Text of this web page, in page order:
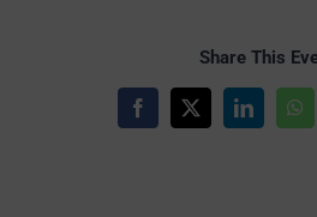
Share This
Facebook
X LinkedIn